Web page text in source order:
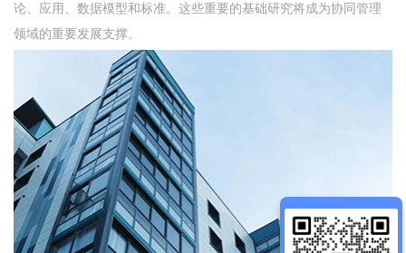
论、应用、数据模型和标准。这些重要的基础研究将成为协同管理
领域的重要发展支撑。